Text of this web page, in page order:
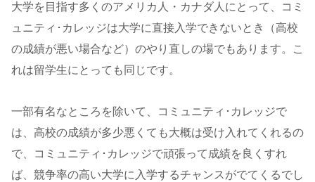
大学を目指す多くのアメリカ人・カナダ人にとって、コミ
ュニティ･カレッジは大学に直接入学できないとき（高校
の成績が悪い場合など）のやり直しの場でもあります。こ
れは留学生にとっても同じです。
一部有名なところを除いて、コミュニティ･カレッジで
は、高校の成績が多少悪くても大概は受け入れてくれるの
で、コミュニティ･カレッジで頑張って成績を良くすれ
ば、競争率の高い大学に入学するチャンスがでてくるでし